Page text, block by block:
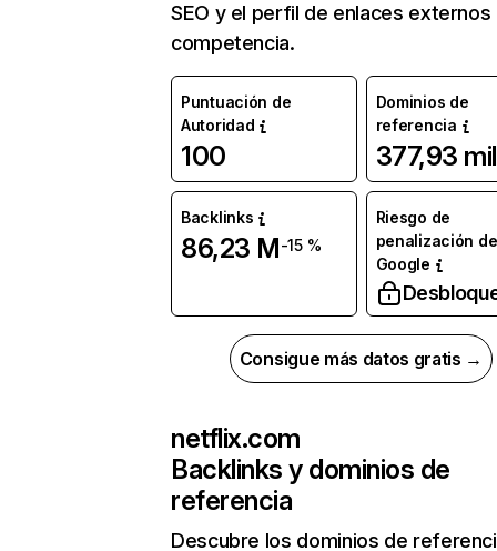
SEO y el perfil de enlaces externos
competencia.
Puntuación de
Autoridad
100
Dominios de
referencia
377,93 mil
Backlinks
86,23 M-15 %
Riesgo de
penalización de
Google
Consigue más datos gratis →
netflix.com
Backlinks y dominios de
referencia
Descubre los dominios de